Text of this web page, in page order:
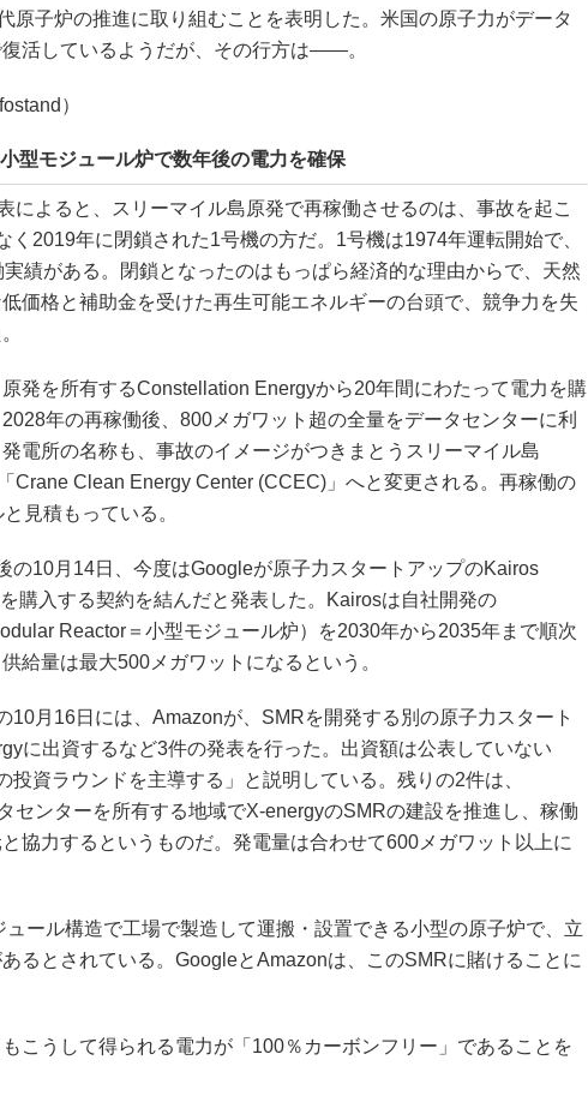
原子炉の推進に取り組むことを表明した。米国の原子力がデータ
活しているようだが、その行方は――。
）
型モジュール炉で数年後の電力を確保
によると、スリーマイル島原発で再稼働させるのは、事故を起こ
く2019年に閉鎖された1号機の方だ。1号機は1974年運転開始で、
績がある。閉鎖となったのはもっぱら経済的な理由からで、天然
価格と補助金を受けた再生可能エネルギーの台頭で、競争力を失
発を所有するConstellation Energyから20年間にわたって電力を購
年の再稼働後、800メガワット超の全量をデータセンターに利
電所の名称も、事故のイメージがつきまとうスリーマイル島
Crane Clean Energy Center (CCEC)」へと変更される。再稼働の
見積もっている。
の10月14日、今度はGoogleが原子力スタートアップのKairos
購入する契約を結んだと発表した。Kairosは自社開発の
Reactor＝小型モジュール炉）を2030年から2035年まで順次
給量は最大500メガワットになるという。
月16日には、Amazonが、SMRを開発する別の原子力スタート
に出資するなど3件の発表を行った。出資額は公表していない
投資ラウンドを主導する」と説明している。残りの2件は、
センターを所有する地域でX-energyのSMRの建設を推進し、稼働
協力するというものだ。発電量は合わせて600メガワット以上に
ール構造で工場で製造して運搬・設置できる小型の原子炉で、立
るとされている。GoogleとAmazonは、このSMRに賭けることに
こうして得られる電力が「100％カーボンフリー」であることを